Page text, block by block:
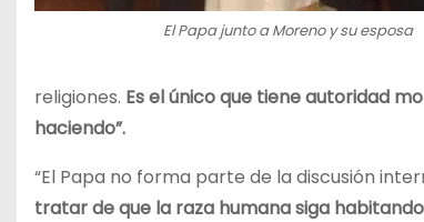
El Papa junto a Moreno y su esposa
religiones. Es el único que tiene autoridad
haciendo”.
“El Papa no forma parte de la discusión
tratar de que la raza humana siga